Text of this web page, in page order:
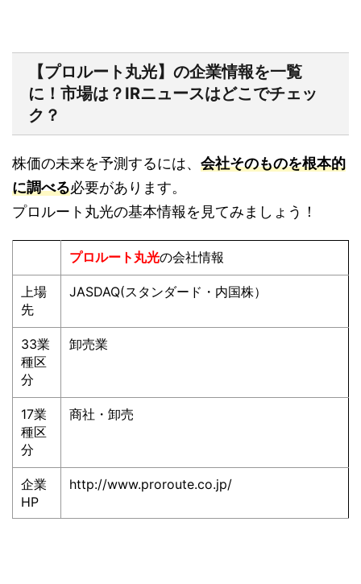
【プロルート丸光】の企業情報を一覧
に！市場は？IRニュースはどこでチェッ
ク？
株価の未来を予測するには、 会社そのものを根本的
に調べる必要があります。
プロルート丸光の基本情報を見てみましょう！
プロルート丸光の会社情報
上場
先
JASDAQ(スタンダード・内国株）
33業
種区
分
卸売業
17業
種区
分
商社・卸売
企業
HP
http://www.proroute.co.jp/